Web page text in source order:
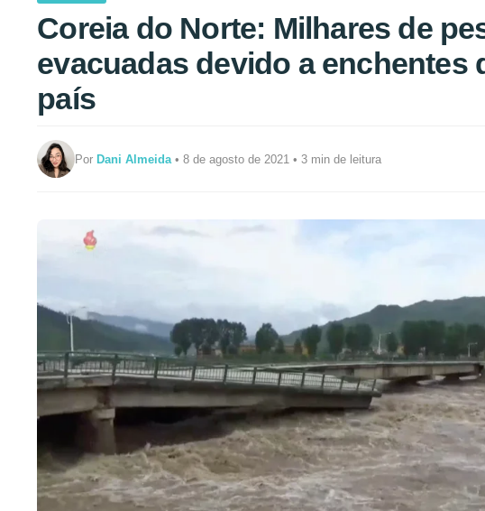
Coreia do Norte: Milhares de
evacuadas devido a enchentes
país
PorDani Almeida • 8 de agosto de 2021 • 3 min de leitura